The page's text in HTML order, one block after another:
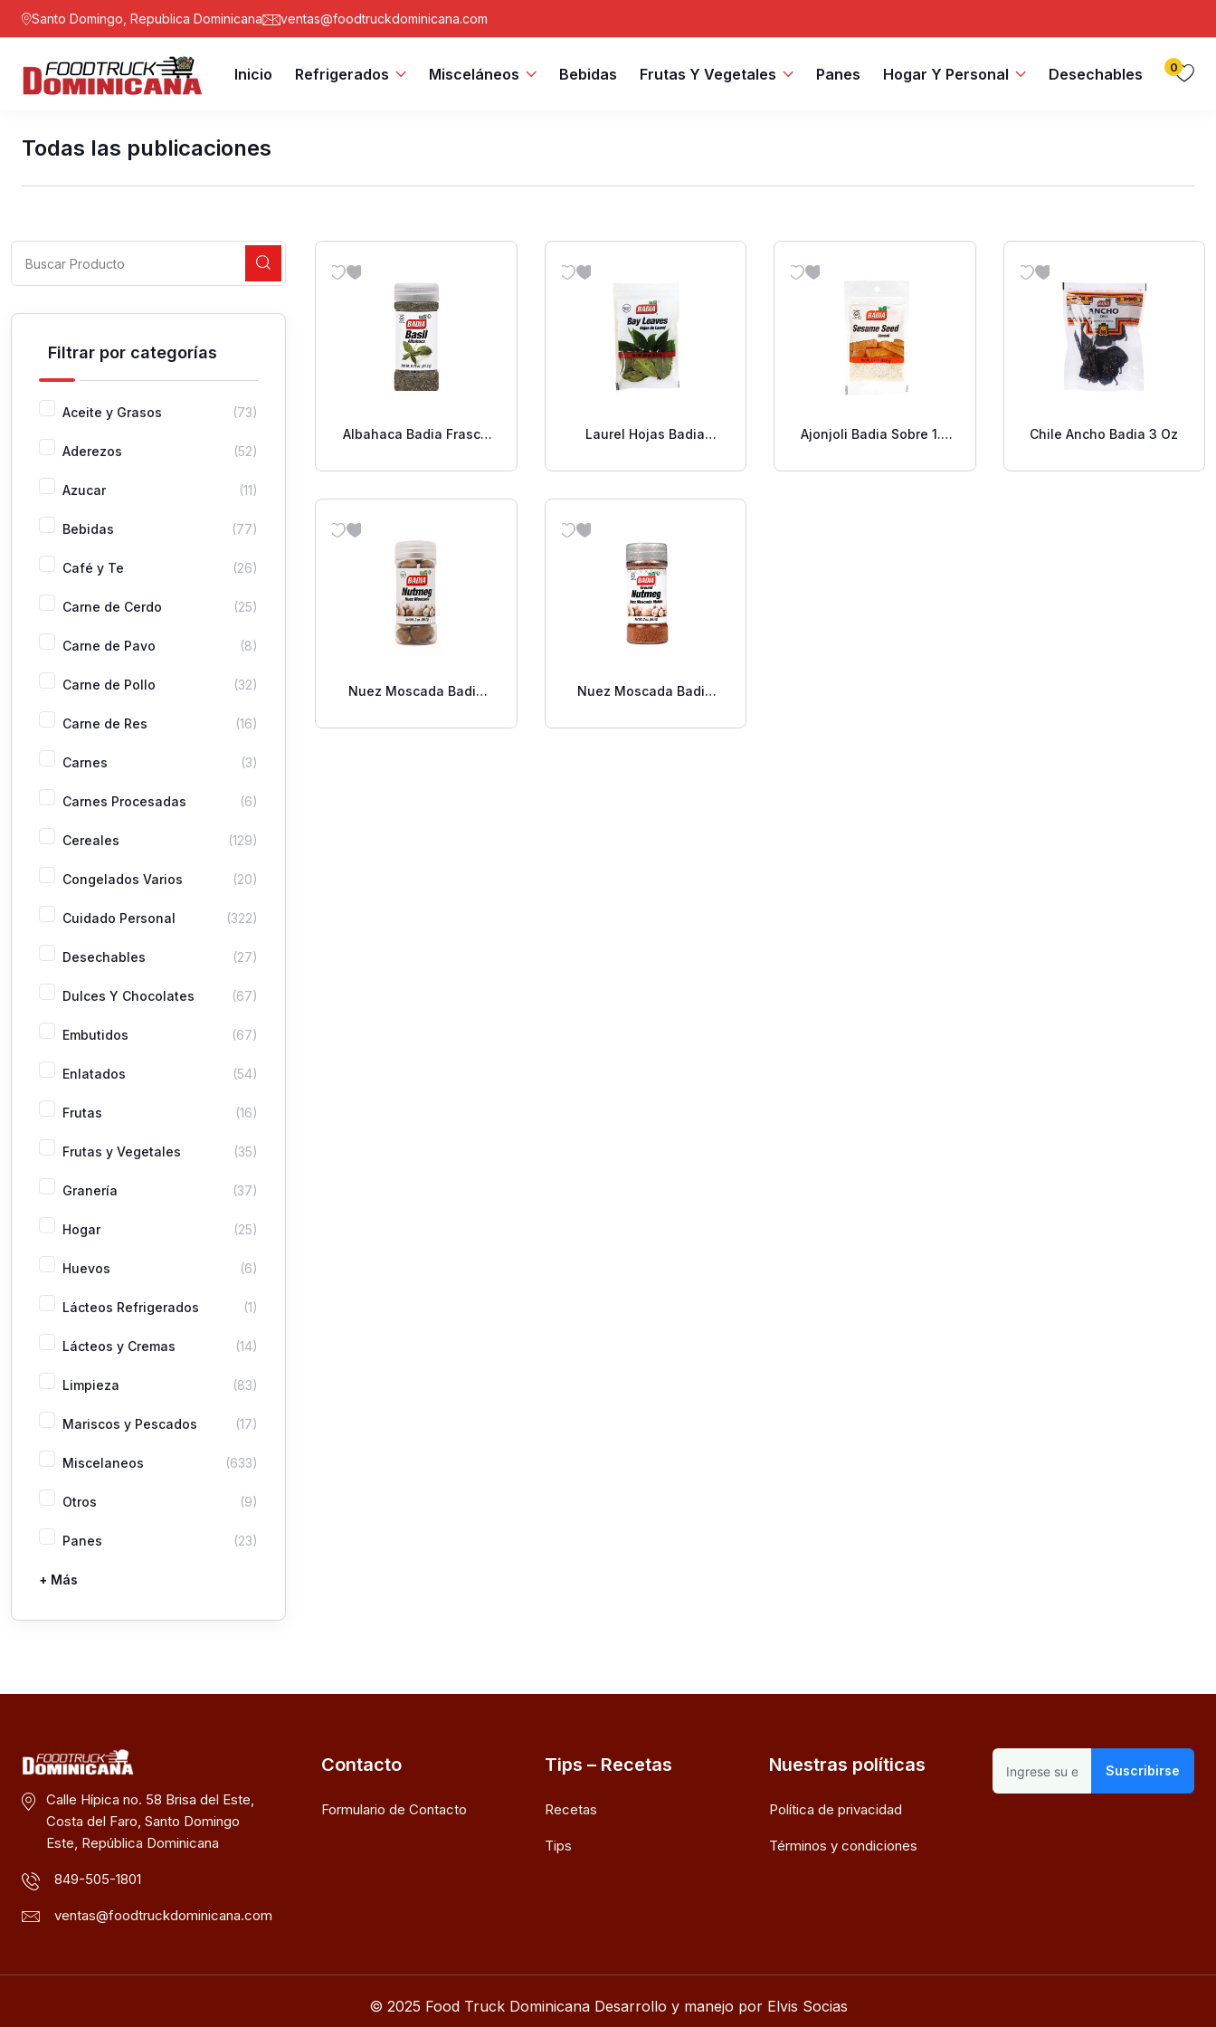
Santo Domingo, Republica Dominicana ventas@foodtruckdominicana.com
Inicio Refrigerados Misceláneos Bebidas Frutas Y Vegetales Panes Hogar Y Personal Desechables 0
Todas las publicaciones
Filtrar por categorías
Aceite y Grasos (73)
Aderezos (52)
Azucar (11)
Bebidas (77)
Café y Te (26)
Carne de Cerdo (25)
Carne de Pavo (8)
Carne de Pollo (32)
Carne de Res (16)
Carnes (3)
Carnes Procesadas (6)
Cereales (129)
Congelados Varios (20)
Cuidado Personal (322)
Desechables (27)
Dulces Y Chocolates (67)
Embutidos (67)
Enlatados (54)
Frutas (16)
Frutas y Vegetales (35)
Granería (37)
Hogar (25)
Huevos (6)
Lácteos Refrigerados (1)
Lácteos y Cremas (14)
Limpieza (83)
Mariscos y Pescados (17)
Miscelaneos (633)
Otros (9)
Panes (23)
Pastas
Picaderas
Sazones y Salsas
Vegetales
+ Más
Albahaca Badia Frasco
Laurel Hojas Badia
Ajonjoli Badia Sobre 1.5
Chile Ancho Badia 3 Oz
Nuez Moscada Badia
Nuez Moscada Badia
Calle Hípica no. 58 Brisa del Este,
Costa del Faro, Santo Domingo
Este, República Dominicana
849-505-1801
ventas@foodtruckdominicana.com
Contacto
Formulario de Contacto
Tips – Recetas
Recetas
Tips
Nuestras políticas
Política de privacidad
Términos y condiciones
Suscribirse
© 2025 Food Truck Dominicana Desarrollo y manejo por Elvis Socias